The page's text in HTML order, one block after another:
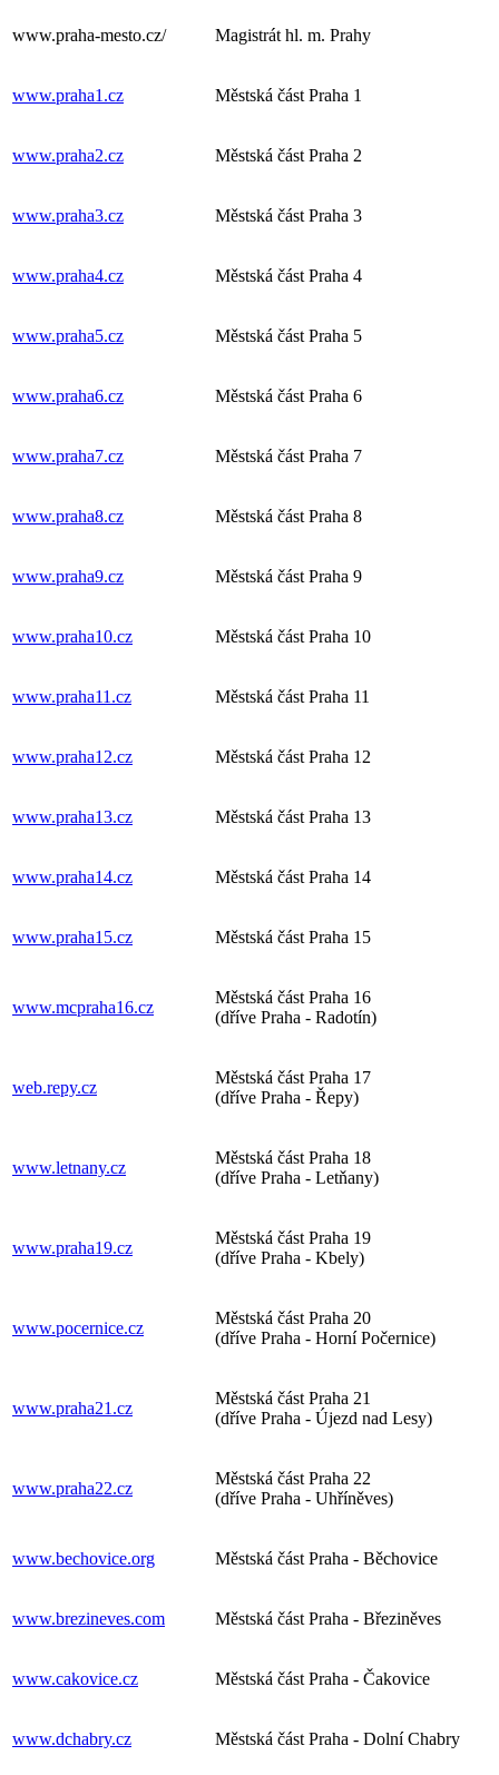
www.praha-mesto.cz/ Magistrát hl. m. Prahy
www.praha1.cz Městská část Praha 1
www.praha2.cz Městská část Praha 2
www.praha3.cz Městská část Praha 3
www.praha4.cz Městská část Praha 4
www.praha5.cz Městská část Praha 5
www.praha6.cz Městská část Praha 6
www.praha7.cz Městská část Praha 7
www.praha8.cz Městská část Praha 8
www.praha9.cz Městská část Praha 9
www.praha10.cz Městská část Praha 10
www.praha11.cz Městská část Praha 11
www.praha12.cz Městská část Praha 12
www.praha13.cz Městská část Praha 13
www.praha14.cz Městská část Praha 14
www.praha15.cz Městská část Praha 15
www.mcpraha16.cz
Městská část Praha 16
(dříve Praha - Radotín)
web.repy.cz
Městská část Praha 17
(dříve Praha - Řepy)
www.letnany.cz
Městská část Praha 18
(dříve Praha - Letňany)
www.praha19.cz
Městská část Praha 19
(dříve Praha - Kbely)
www.pocernice.cz
Městská část Praha 20
(dříve Praha - Horní Počernice)
www.praha21.cz
Městská část Praha 21
(dříve Praha - Újezd nad Lesy)
www.praha22.cz
Městská část Praha 22
(dříve Praha - Uhříněves)
www.bechovice.org Městská část Praha - Běchovice
www.brezineves.com Městská část Praha - Březiněves
www.cakovice.cz Městská část Praha - Čakovice
www.dchabry.cz Městská část Praha - Dolní Chabry